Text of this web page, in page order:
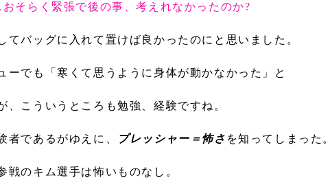
そらく緊張で後の事、考えれなかったのか?
てバッグに入れて置けば良かったのにと思いました。
ーでも「寒くて思うように身体が動かなかった」と
、こういうところも勉強、経験ですね。
者であるがゆえに、 プレッシャー＝怖さ を知ってしまった。
戦のキム選手は怖いものなし。